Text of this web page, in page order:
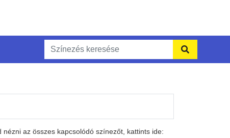
az összes kapcsolódó színezőt, kattints ide: